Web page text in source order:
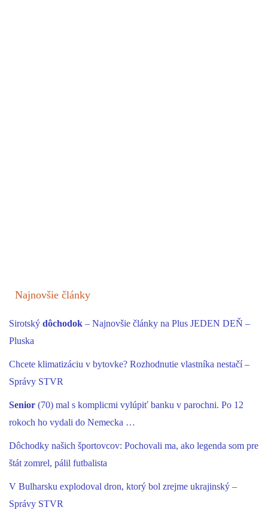
Najnovšie články
Sirotský dôchodok – Najnovšie články na Plus JEDEN DEŇ –
Pluska
Chcete klimatizáciu v bytovke? Rozhodnutie vlastníka nestačí –
Správy STVR
Senior (70) mal s komplicmi vylúpiť banku v parochni. Po 12
rokoch ho vydali do Nemecka …
Dôchodky našich športovcov: Pochovali ma, ako legenda som pre
štát zomrel, pálil futbalista
V Bulharsku explodoval dron, ktorý bol zrejme ukrajinský –
Správy STVR